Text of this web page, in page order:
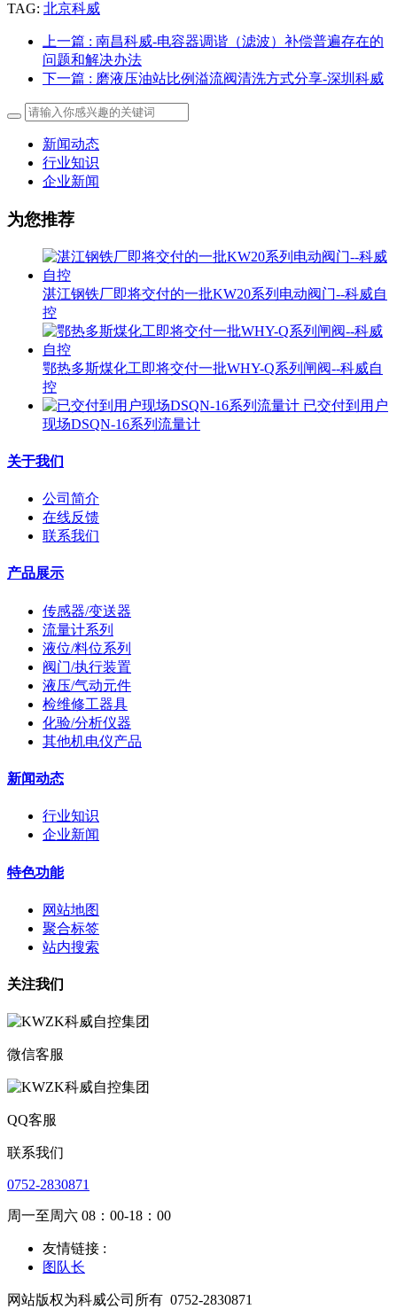
TAG: 北京科威
上一篇 : 南昌科威-电容器调谐（滤波）补偿普遍存在的
问题和解决办法
下一篇 : 磨液压油站比例溢流阀清洗方式分享-深圳科威
新闻动态
行业知识
企业新闻
为您推荐
湛江钢铁厂即将交付的一批KW20系列电动阀门--科威自
控
鄂热多斯煤化工即将交付一批WHY-Q系列闸阀--科威自
控
已交付到用户
现场DSQN-16系列流量计
关于我们
公司简介
在线反馈
联系我们
产品展示
传感器/变送器
流量计系列
液位/料位系列
阀门/执行装置
液压/气动元件
检维修工器具
化验/分析仪器
其他机电仪产品
新闻动态
行业知识
企业新闻
特色功能
网站地图
聚合标签
站内搜索
关注我们
微信客服
QQ客服
联系我们
0752-2830871
周一至周六 08：00-18：00
友情链接 :
图队长
网站版权为科威公司所有 0752-2830871